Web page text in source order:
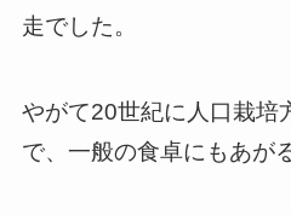
走でした。
やがて20世紀に人口栽培
で、一般の食卓にもあが